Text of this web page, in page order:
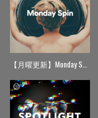
【月曜更新】Monday Spin